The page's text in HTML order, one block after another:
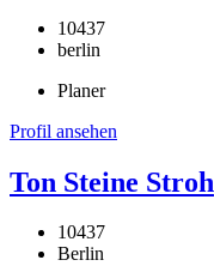
10437
berlin
Planer
Profil ansehen
Ton Steine Stroh
10437
Berlin